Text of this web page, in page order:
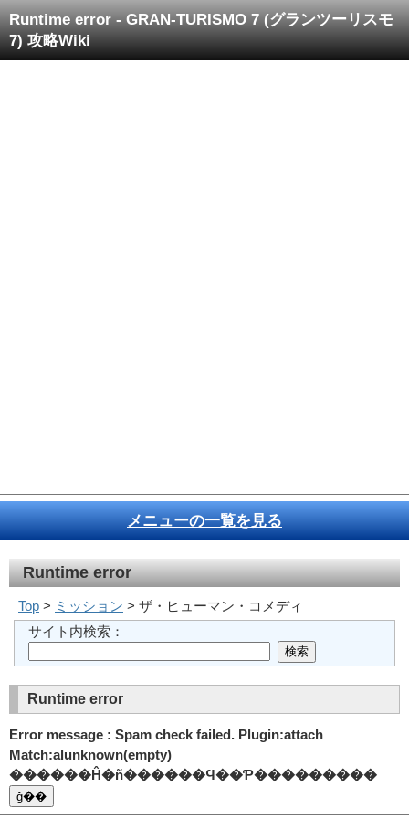
Runtime error - GRAN-TURISMO 7 (グランツーリスモ
7) 攻略Wiki
メニューの一覧を見る
Runtime error
Top > ミッション > ザ・ヒューマン・コメディ
サイト内検索：
Runtime error
Error message : Spam check failed. Plugin:attach
Match:alunknown(empty)
������Ĥ�ñ������Ϥ��Ƥ���������